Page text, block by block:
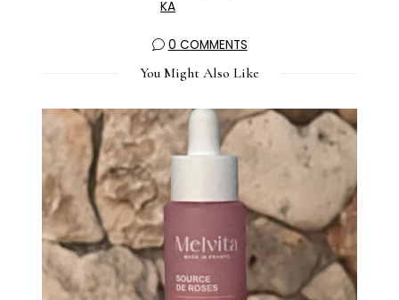
0 COMMENTS
You Might Also Like